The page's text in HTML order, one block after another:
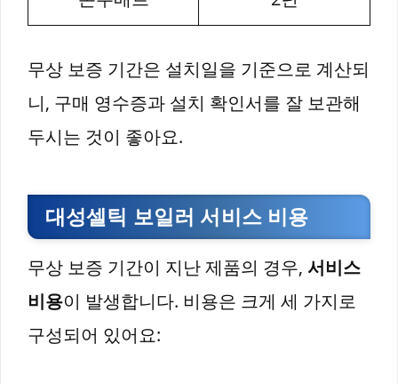
무상 보증 기간은 설치일을 기준으로 계산되
니, 구매 영수증과 설치 확인서를 잘 보관해
두시는 것이 좋아요.
대성셀틱 보일러 서비스 비용
무상 보증 기간이 지난 제품의 경우, 서비스
비용이 발생합니다. 비용은 크게 세 가지로
구성되어 있어요: